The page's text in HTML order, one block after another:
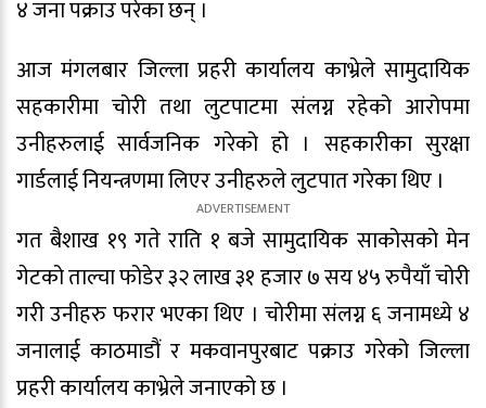
४ जना पक्राउ परेका छन् ।
आज मंगलबार जिल्ला प्रहरी कार्यालय काभ्रेले सामुदायिक
सहकारीमा चोरी तथा लुटपाटमा संलग्न रहेको आरोपमा
उनीहरुलाई सार्वजनिक गरेको हो । सहकारीका सुरक्षा
गार्डलाई नियन्त्रणमा लिएर उनीहरुले लुटपात गरेका थिए ।
गत बैशाख १९ गते राति १ बजे सामुदायिक साकोसको मेन
गेटको ताल्चा फोडेर ३२ लाख ३१ हजार ७ सय ४५ रुपैयाँ चोरी
गरी उनीहरु फरार भएका थिए । चोरीमा संलग्न ६ जनामध्ये ४
जनालाई काठमाडौं र मकवानपुरबाट पक्राउ गरेको जिल्ला
प्रहरी कार्यालय काभ्रेले जनाएको छ ।